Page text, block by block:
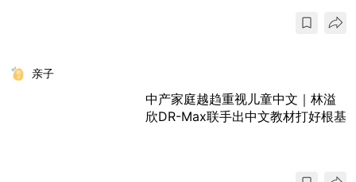
亲子
中产家庭越趋重视儿童中文｜林溢
欣DR-Max联手出中文教材打好根基